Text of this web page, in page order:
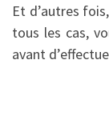
Et d’autres
tous les cas,
avant